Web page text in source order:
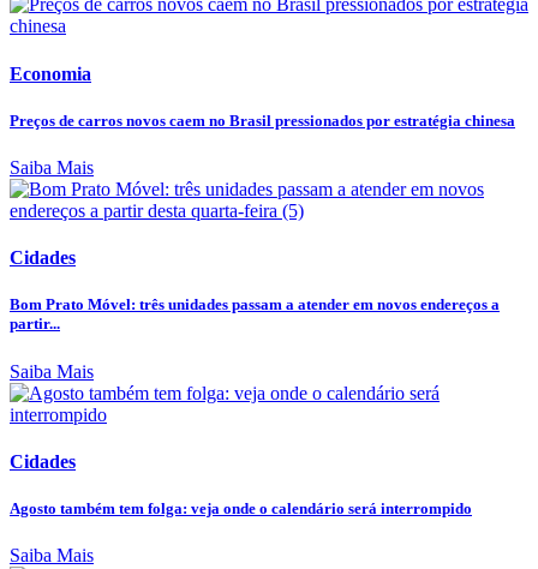
Economia
Preços de carros novos caem no Brasil pressionados por estratégia chinesa
Saiba Mais
Cidades
Bom Prato Móvel: três unidades passam a atender em novos endereços a
partir...
Saiba Mais
Cidades
Agosto também tem folga: veja onde o calendário será interrompido
Saiba Mais